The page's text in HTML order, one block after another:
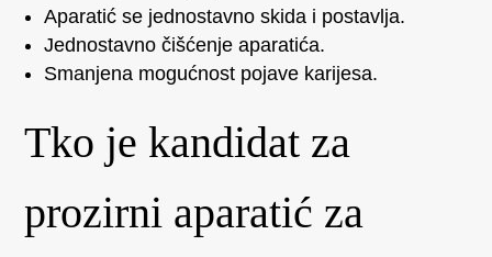
Aparatić se jednostavno skida i postavlja.
Jednostavno čišćenje aparatića.
Smanjena mogućnost pojave karijesa.
Tko je kandidat za
prozirni aparatić za